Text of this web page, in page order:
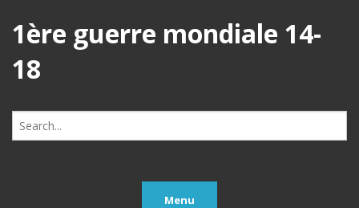
1ère guerre mondiale 14-
18
Search
for:
Menu